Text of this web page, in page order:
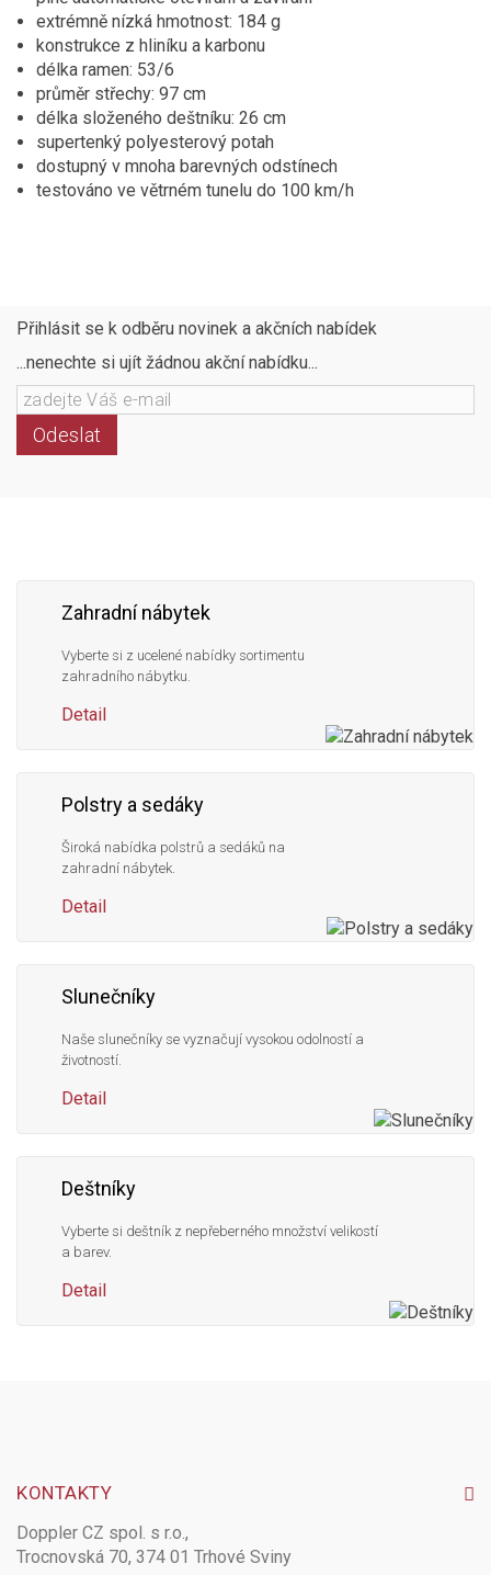
extrémně nízká hmotnost: 184 g
konstrukce z hliníku a karbonu
délka ramen: 53/6
průměr střechy: 97 cm
délka složeného deštníku: 26 cm
supertenký polyesterový potah
dostupný v mnoha barevných odstínech
testováno ve větrném tunelu do 100 km/h
Přihlásit se k odběru novinek a akčních nabídek
...nenechte si ujít žádnou akční nabídku...
Odeslat
Zahradní nábytek
Vyberte si z ucelené nabídky sortimentu
zahradního nábytku.
Detail
Polstry a sedáky
Široká nabídka polstrů a sedáků na
zahradní nábytek.
Detail
Slunečníky
Naše slunečníky se vyznačují vysokou odolností a
životností.
Detail
Deštníky
Vyberte si deštník z nepřeberného množství velikostí
a barev.
Detail
KONTAKTY
Doppler CZ spol. s r.o.,
Trocnovská 70, 374 01 Trhové Sviny